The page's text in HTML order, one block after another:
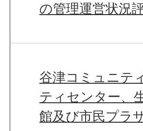
の管理運営状況
谷津コミュニテ
ティセンター、
館及び市民プラ